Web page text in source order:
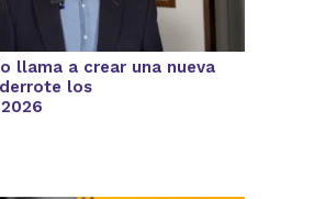
llama a crear una nueva
los